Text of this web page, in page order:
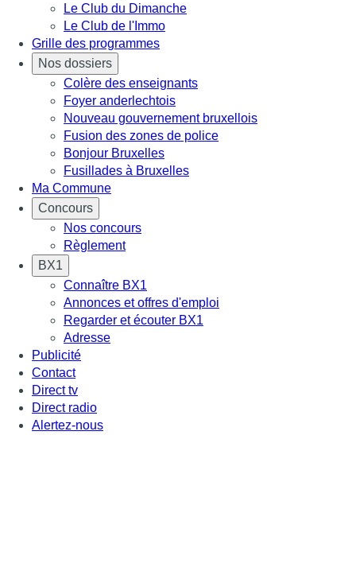
Le Club du Dimanche
Le Club de l'Immo
Grille des programmes
Nos dossiers
Colère des enseignants
Foyer anderlechtois
Nouveau gouvernement bruxellois
Fusion des zones de police
Bonjour Bruxelles
Fusillades à Bruxelles
Ma Commune
Concours
Nos concours
Règlement
BX1
Connaître BX1
Annonces et offres d'emploi
Regarder et écouter BX1
Adresse
Publicité
Contact
Direct tv
Direct radio
Alertez-nous